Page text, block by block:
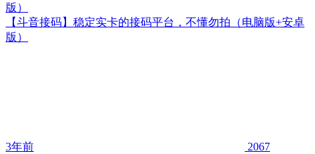
版）
【斗音接码】稳定实卡的接码平台，不懂勿拍（电脑版+安卓
版）
3年前 2067